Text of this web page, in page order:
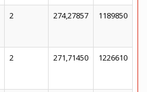
2 274,27857 1189850
2 271,71450 1226610